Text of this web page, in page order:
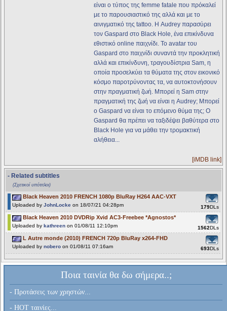
είναι ο τύπος της femme fatale που πρόκαλεί
με το παρουσιαστικό της αλλά και με το
αινιγματικό της tattoο. Η Audrey παρασύρει
τον Gaspard στο Black Hole, ένα επικίνδυνα
εθιστικό online παιχνίδι. Το avatar του
Gaspard στο παιχνίδι συναντά την προκλητική
αλλά και επικίνδυνη, τραγουδίστρια Sam, η
οποία προσελκύει τα θύματα της στον εικονικό
κόσμο παροτρύνοντας τα, να αυτοκτονήσουν
στην πραγματική ζωή. Μπορεί η Sam στην
πραγματική της ζωή να είναι η Audrey; Μπορεί
ο Gaspard να είναι το επόμενο θύμα της; O
Gaspard θα πρέπει να ταξιδέψει βαθύτερα στο
Black Hole για να μάθει την τρομακτική
αλήθεια...
[iMDB link]
- Related subtitles
(Σχετικοί υπότιτλοι)
Black Heaven 2010 FRENCH 1080p BluRay H264 AAC-VXT
Uploaded by JohnLocke on 18/07/21 04:28pm 179DLs
Black Heaven 2010 DVDRip Xvid AC3-Freebee *Agnostos*
Uploaded by kathreen on 01/08/11 12:10pm 1562DLs
L Autre monde (2010) FRENCH 720p BluRay x264-FHD
Uploaded by nobero on 01/08/11 07:16am 693DLs
Ποια ταινία θα δω σήμερα..;
- Προτάσεις των χρηστών...
- HOT ταινίες...